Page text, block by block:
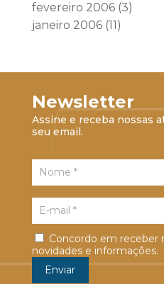
fevereiro 2006(3)
janeiro 2006(11)
Newsletter
Assine e receba nossas
seu email.
Concordo em receber
novidades e informações.